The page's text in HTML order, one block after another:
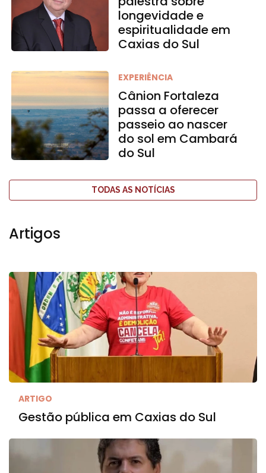
longevidade e
espiritualidade em
Caxias do Sul
EXPERIÊNCIA
Cânion Fortaleza
passa a oferecer
passeio ao nascer
do sol em Cambará
do Sul
TODAS AS NOTÍCIAS
Artigos
ARTIGO
Gestão pública em Caxias do Sul